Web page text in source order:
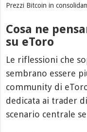
Prezzi Bitcoin in
Cosa ne
su eToro
Le riflessioni che
sembrano essere
community di
dedicata ai trader
scenario centrale